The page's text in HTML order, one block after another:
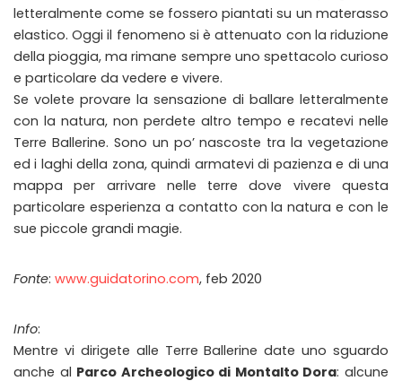
letteralmente come se fossero piantati su un materasso
elastico. Oggi il fenomeno si è attenuato con la riduzione
della pioggia, ma rimane sempre uno spettacolo curioso
e particolare da vedere e vivere.
Se volete provare la sensazione di ballare letteralmente
con la natura, non perdete altro tempo e recatevi nelle
Terre Ballerine. Sono un po’ nascoste tra la vegetazione
ed i laghi della zona, quindi armatevi di pazienza e di una
mappa per arrivare nelle terre dove vivere questa
particolare esperienza a contatto con la natura e con le
sue piccole grandi magie.
Fonte: www.guidatorino.com, feb 2020
Info:
Mentre vi dirigete alle Terre Ballerine date uno sguardo
anche al Parco Archeologico di Montalto Dora: alcune